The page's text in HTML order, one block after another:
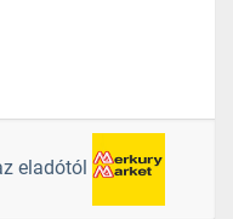
eladótól